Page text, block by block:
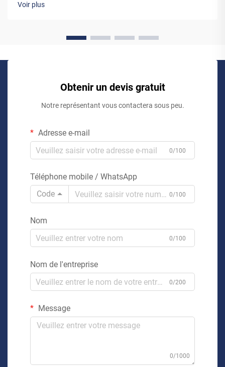
monte-charges. Bien que les monte-charges préconçus
Voir plus
Obtenir un devis gratuit
Notre représentant vous contactera sous peu.
Adresse e-mail
0/100
Téléphone mobile / WhatsApp
Code
0/100
Nom
0/100
Nom de l'entreprise
0/200
Message
0/1000